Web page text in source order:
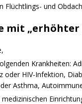
Flüchtlings- und
mit
Krankheiten:
oder HIV-Infektion,
Asthma,